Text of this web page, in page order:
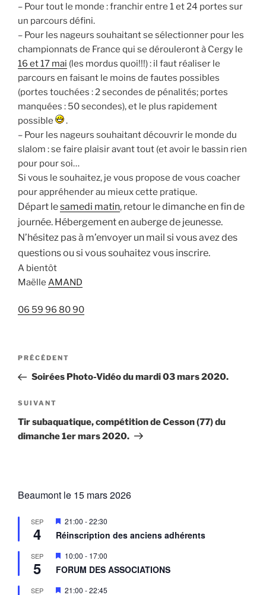
– Pour tout le monde : franchir entre 1 et 24 portes sur
un parcours défini.
– Pour les nageurs souhaitant se sélectionner pour les
championnats de France qui se dérouleront à Cergy le
16 et 17 mai (les mordus quoi!!!) : il faut réaliser le
parcours en faisant le moins de fautes possibles
(portes touchées : 2 secondes de pénalités; portes
manquées : 50 secondes), et le plus rapidement
possible
.
– Pour les nageurs souhaitant découvrir le monde du
slalom : se faire plaisir avant tout (et avoir le bassin rien
pour pour soi…
Si vous le souhaitez, je vous propose de vous coacher
pour appréhender au mieux cette pratique.
Départ lesamedi matin, retour le dimanche en fin de
journée. Hébergement en auberge de jeunesse.
N’hésitez pas à m’envoyer un mail si vous avez des
questions ou si vous souhaitez vous inscrire.
A bientôt
Maëlle AMAND
06 59 96 80 90
Navigation
l’article
Article
précédent
PRÉCÉDENT
Soirées Photo-Vidéo du mardi 03 mars 2020.
Article
suivant
SUIVANT
Tir subaquatique, compétition de Cesson (77) du
dimanche 1er mars 2020.
Beaumont le 15 mars 2026
SEP
4
M
i
s
n
a
a
21:00 -22:30
Réinscription des anciens adhérents
SEP
5
M
i
s
n
10:00 - 17:00
FORUM DES ASSOCIATIONS
SEP
M
21:00 -22:45